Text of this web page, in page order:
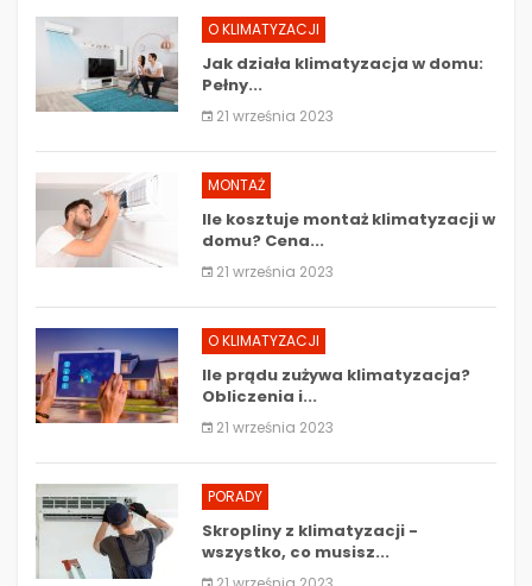
O KLIMATYZACJI
Jak działa klimatyzacja w domu:
Pełny...
21 września 2023
MONTAŻ
Ile kosztuje montaż klimatyzacji w
domu? Cena...
21 września 2023
O KLIMATYZACJI
Ile prądu zużywa klimatyzacja?
Obliczenia i...
21 września 2023
PORADY
Skropliny z klimatyzacji -
wszystko, co musisz...